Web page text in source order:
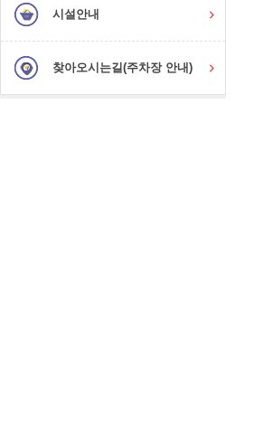
시설안내
찾아오시는길(주차장 안내)